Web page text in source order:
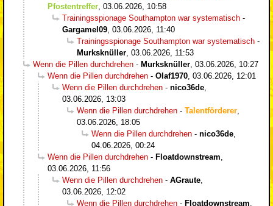
Pfostentreffer 03.06.2026, 10:58
Trainingsspionage Southampton war systematisch -
Gargamel09 03.06.2026, 11:40
Trainingsspionage Southampton war systematisch -
Murksknüller 03.06.2026, 11:53
Wenn die Pillen durchdrehen - Murksknüller 03.06.2026, 10:27
Wenn die Pillen durchdrehen - Olaf1970 03.06.2026, 12:01
Wenn die Pillen durchdrehen - nico36de
03.06.2026, 13:03
Wenn die Pillen durchdrehen - Talentförderer
03.06.2026, 18:05
Wenn die Pillen durchdrehen - nico36de
04.06.2026, 00:24
Wenn die Pillen durchdrehen - Floatdownstream
03.06.2026, 11:56
Wenn die Pillen durchdrehen - AGraute
03.06.2026, 12:02
Wenn die Pillen durchdrehen - Floatdownstream